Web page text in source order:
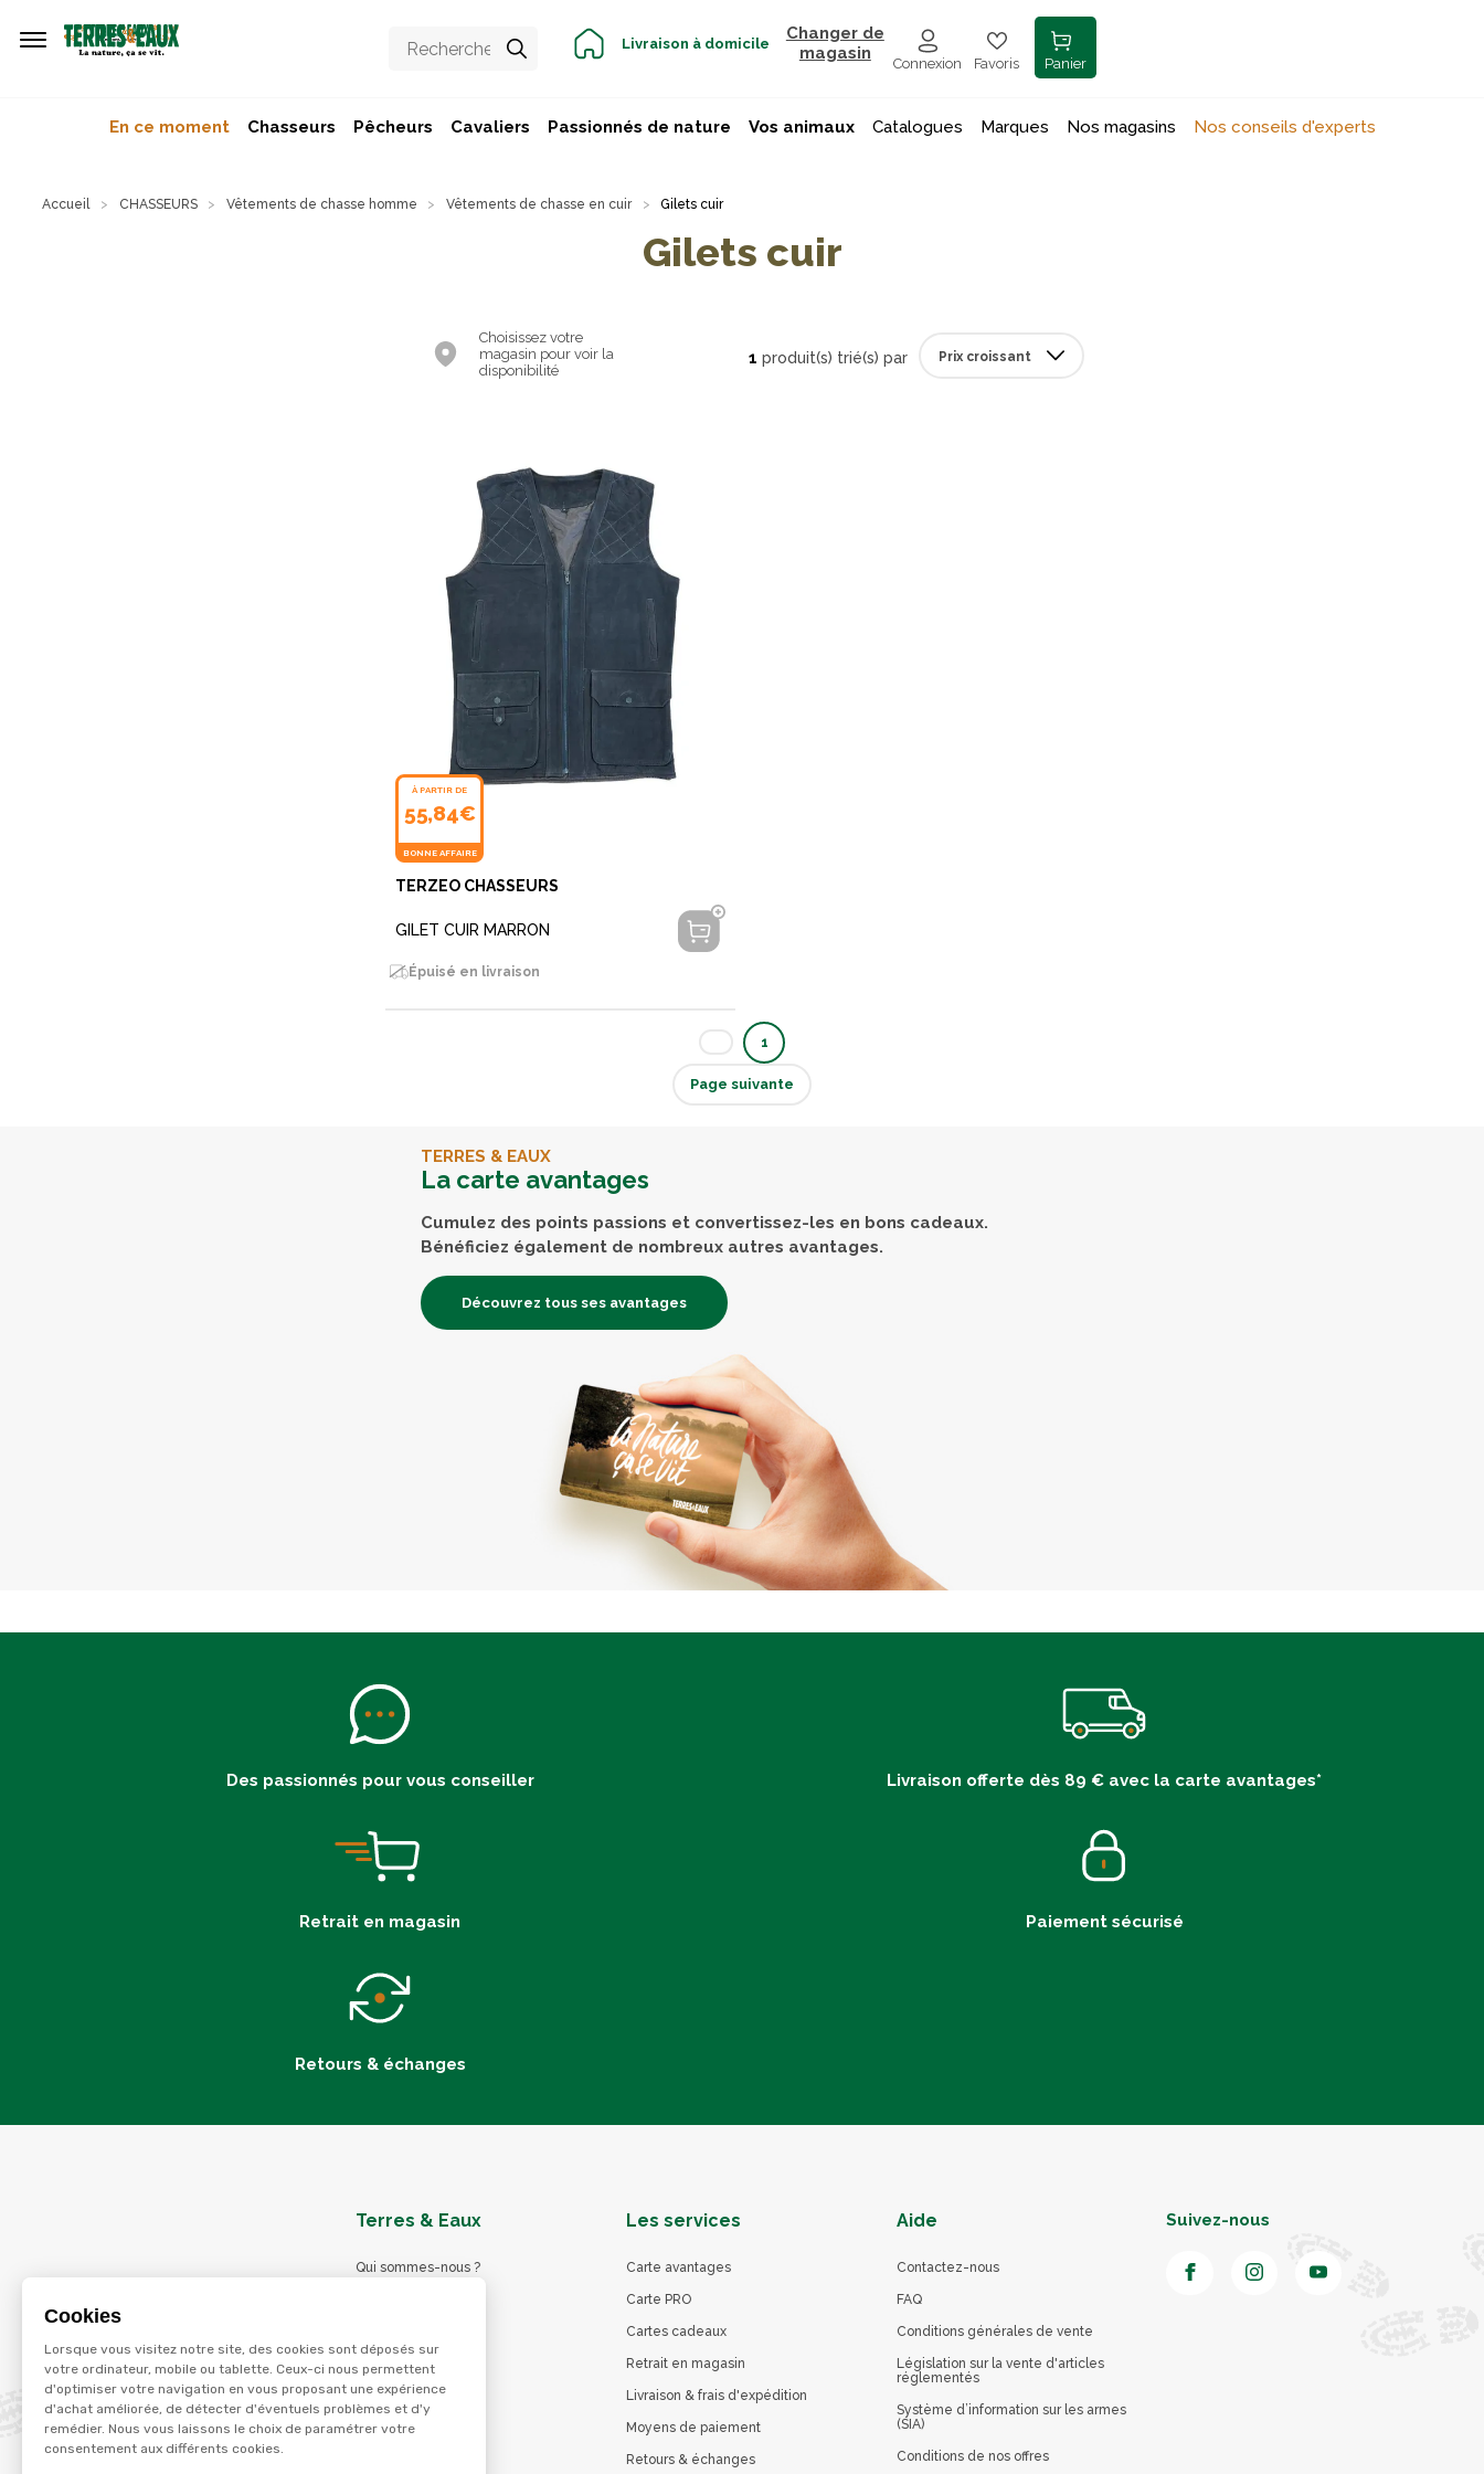
Cookies
Lorsque vous visitez notre site, des cookies sont déposés sur
votre ordinateur, mobile ou tablette. Ceux-ci nous permettent
d'optimiser votre navigation en vous proposant une expérience
d'achat améliorée, de détecter d'éventuels problèmes et d'y
remédier. Nous vous laissons le choix de paramétrer votre
consentement aux différents cookies.
Livraison à domicile
Changer de
magasin
Connexion Favoris Panier
En ce moment Chasseurs Pêcheurs Cavaliers Passionnés de nature Vos animaux Catalogues Marques Nos magasins Nos conseils d'experts
Accueil CHASSEURS Vêtements de chasse homme Vêtements de chasse en cuir Gilets cuir
Gilets cuir
Choisissez votre
magasin pour voir la
disponibilité
1 produit(s) trié(s) par
À PARTIR DE
55,84€
BONNE AFFAIRE
TERZEO CHASSEURS
GILET CUIR MARRON
Épuisé en livraison
1
Page suivante
TERRES & EAUX
La carte avantages
Cumulez des points passions et convertissez-les en bons cadeaux.
Bénéficiez également de nombreux autres avantages.
Découvrez tous ses avantages
Des passionnés pour vous conseiller Livraison offerte dès 89 € avec la carte avantages*
Retrait en magasin Paiement sécurisé
Retours & échanges
Terres & Eaux
Qui sommes-nous ?
Nos services
Nos offres d'emploi
Catalogues en ligne
Les services
Carte avantages
Carte PRO
Cartes cadeaux
Retrait en magasin
Livraison & frais d'expédition
Moyens de paiement
Retours & échanges
Aide
Contactez-nous
FAQ
Conditions générales de vente
Législation sur la vente d'articles
réglementés
Système d’information sur les armes
(SIA)
Conditions de nos offres
Suivez-nous